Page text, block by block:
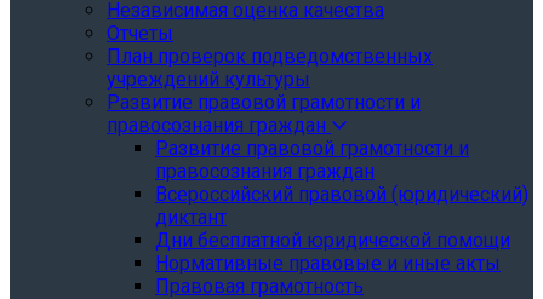
Независимая оценка качества
Отчеты
План проверок подведомственных
учреждений культуры
Развитие правовой грамотности и
правосознания граждан
Развитие правовой грамотности и
правосознания граждан
Всероссийский правовой (юридический)
диктант
Дни бесплатной юридической помощи
Нормативные правовые и иные акты
Правовая грамотность